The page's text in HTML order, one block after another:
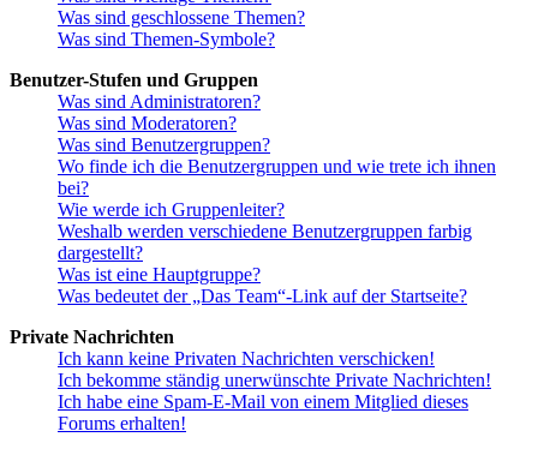
Was sind geschlossene Themen?
Was sind Themen-Symbole?
Benutzer-Stufen und Gruppen
Was sind Administratoren?
Was sind Moderatoren?
Was sind Benutzergruppen?
Wo finde ich die Benutzergruppen und wie trete ich ihnen
bei?
Wie werde ich Gruppenleiter?
Weshalb werden verschiedene Benutzergruppen farbig
dargestellt?
Was ist eine Hauptgruppe?
Was bedeutet der „Das Team“-Link auf der Startseite?
Private Nachrichten
Ich kann keine Privaten Nachrichten verschicken!
Ich bekomme ständig unerwünschte Private Nachrichten!
Ich habe eine Spam-E-Mail von einem Mitglied dieses
Forums erhalten!